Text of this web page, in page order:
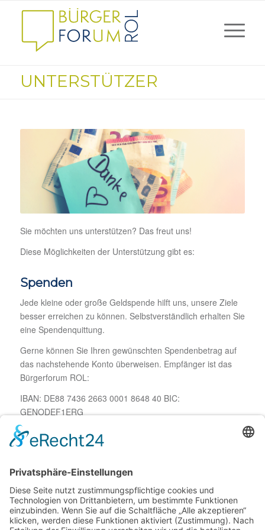
UNTERSTÜTZER
Sie möchten uns unterstützen? Das freut uns!
Diese Möglichkeiten der Unterstützung gibt es:
Spenden
Jede kleine oder große Geldspende hilft uns, unsere Ziele
besser erreichen zu können. Selbstverständlich erhalten Sie
eine Spendenquittung.
Gerne können Sie Ihren gewünschten Spendenbetrag auf
das nachstehende Konto überweisen. Empfänger ist das
Bürgerforum ROL:
IBAN: DE88 7436 2663 0001 8648 40 BIC:
GENODEF1ERG
Falls Sie neben dem Überweisungsbeleg eine gesonderte
Spendenbestätigung benötigen, wenden Sie sich bitte per
stefanie.obermeier@buergerforum-rol.de
Rat & Tat